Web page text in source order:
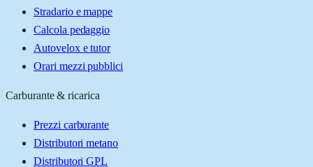
Stradario e mappe
Calcola pedaggio
Autovelox e tutor
Orari mezzi pubblici
Carburante & ricarica
Prezzi carburante
Distributori metano
Distributori GPL